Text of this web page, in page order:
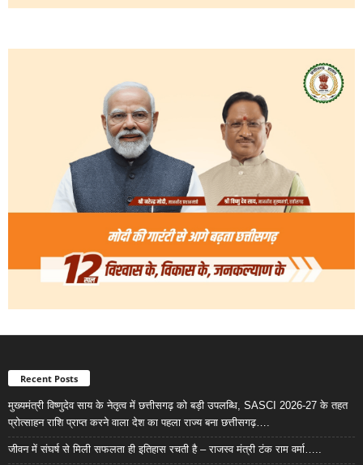
Recent Posts
मुख्यमंत्री विष्णुदेव साय के नेतृत्व में छत्तीसगढ़ को बड़ी उपलब्धि, SASCI 2026-27 के तहत
प्रोत्साहन राशि प्राप्त करने वाला देश का पहला राज्य बना छत्तीसगढ़….
जीवन में संघर्ष से मिली सफलता ही इतिहास रचती है – राजस्व मंत्री टंक राम वर्मा…..